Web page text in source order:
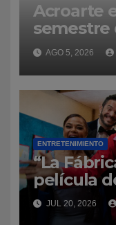
Acroarte
semestre
Premios
AGO 5, 2026
ENTRETENIMIENTO
“La
película
edición
Festival in
JUL 20, 2026